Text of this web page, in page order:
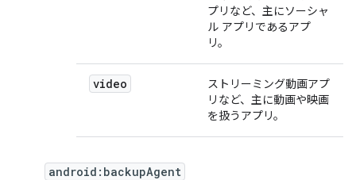
プリなど、主にソーシャ
ル アプリであるアプ
リ。
video
ストリーミング動画アプ
リなど、主に動画や映画
を扱うアプリ。
android:backupAgent